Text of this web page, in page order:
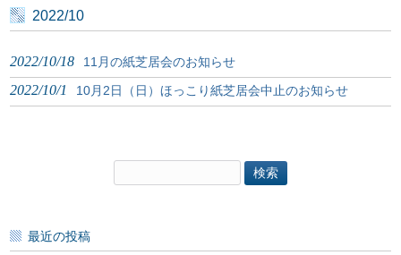
2022/10
2022/10/18 11月の紙芝居会のお知らせ
2022/10/1 10月2日（日）ほっこり紙芝居会中止のお知らせ
索:
最近の投稿